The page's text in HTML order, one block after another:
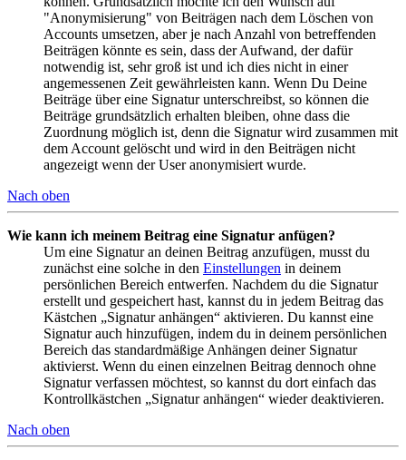
"Anonymisierung" von Beiträgen nach dem Löschen von
Accounts umsetzen, aber je nach Anzahl von betreffenden
Beiträgen könnte es sein, dass der Aufwand, der dafür
notwendig ist, sehr groß ist und ich dies nicht in einer
angemessenen Zeit gewährleisten kann. Wenn Du Deine
Beiträge über eine Signatur unterschreibst, so können die
Beiträge grundsätzlich erhalten bleiben, ohne dass die
Zuordnung möglich ist, denn die Signatur wird zusammen mit
dem Account gelöscht und wird in den Beiträgen nicht
angezeigt wenn der User anonymisiert wurde.
Nach oben
Wie kann ich meinem Beitrag eine Signatur anfügen?
Um eine Signatur an deinen Beitrag anzufügen, musst du
zunächst eine solche in den Einstellungen in deinem
persönlichen Bereich entwerfen. Nachdem du die Signatur
erstellt und gespeichert hast, kannst du in jedem Beitrag das
Kästchen „Signatur anhängen“ aktivieren. Du kannst eine
Signatur auch hinzufügen, indem du in deinem persönlichen
Bereich das standardmäßige Anhängen deiner Signatur
aktivierst. Wenn du einen einzelnen Beitrag dennoch ohne
Signatur verfassen möchtest, so kannst du dort einfach das
Kontrollkästchen „Signatur anhängen“ wieder deaktivieren.
Nach oben